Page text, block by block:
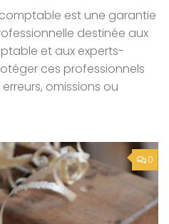
est une garantie
destinée aux
et aux experts-
ces professionnels
omissions ou
0